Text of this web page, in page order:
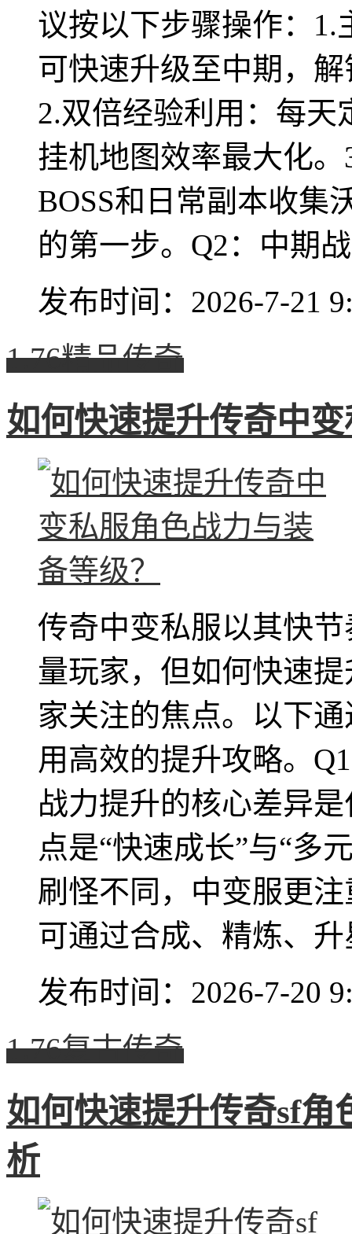
议按以下步骤操作：
可快速升级至中期，
2.双倍经验利用：每
挂机地图效率最大化
BOSS和日常副本收集
的第一步。Q2：中期
发布时间：2026-7-21
1.76精品传奇
如何快速提升传奇中
传奇中变私服以其快
量玩家，但如何快速
家关注的焦点。以下
用高效的提升攻略。
战力提升的核心差异
点是“快速成长”与“多
刷怪不同，中变服更
可通过合成、精炼、
发布时间：2026-7-20
1.76复古传奇
如何快速提升传奇sf角
析